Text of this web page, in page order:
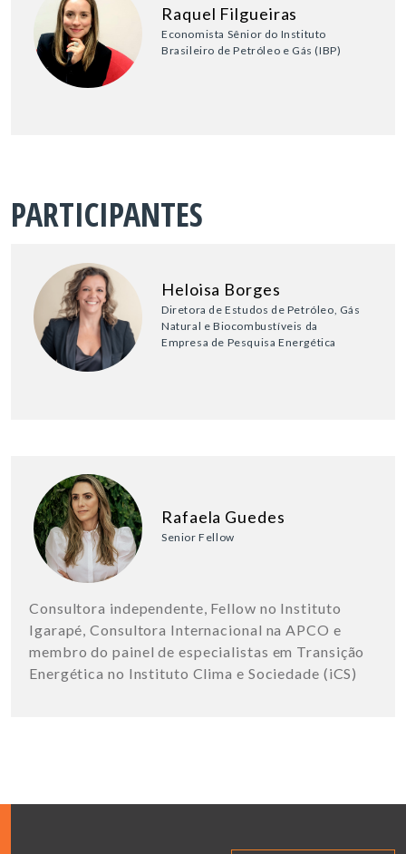
Raquel Filgueiras
Economista Sênior do Instituto
Brasileiro de Petróleo e Gás (IBP)
PARTICIPANTES
Heloisa Borges
Diretora de Estudos de Petróleo, Gás
Natural e Biocombustíveis da
Empresa de Pesquisa Energética
Rafaela Guedes
Senior Fellow
Consultora independente, Fellow no Instituto
Igarapé, Consultora Internacional na APCO e
membro do painel de especialistas em Transição
Energética no Instituto Clima e Sociedade (iCS)